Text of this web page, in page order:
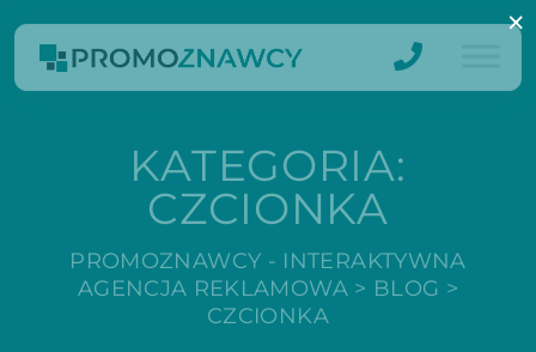
KATEGORIA:
CZCIONKA
PROMOZNAWCY - INTERAKTYWNA
AGENCJA REKLAMOWA> BLOG >
CZCIONKA
×